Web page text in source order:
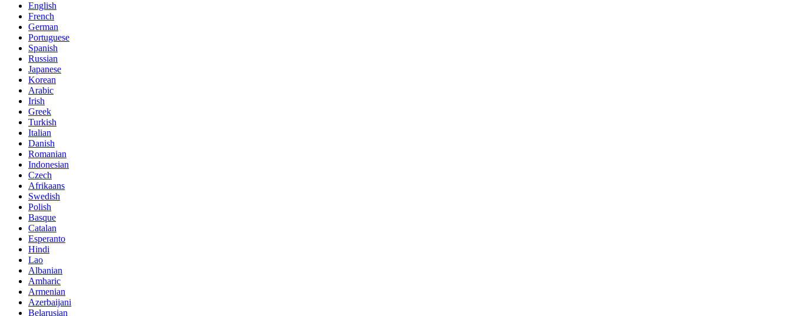
English
French
German
Portuguese
Spanish
Russian
Japanese
Korean
Arabic
Irish
Greek
Turkish
Italian
Danish
Romanian
Indonesian
Czech
Afrikaans
Swedish
Polish
Basque
Catalan
Esperanto
Hindi
Lao
Albanian
Amharic
Armenian
Azerbaijani
Belarusian